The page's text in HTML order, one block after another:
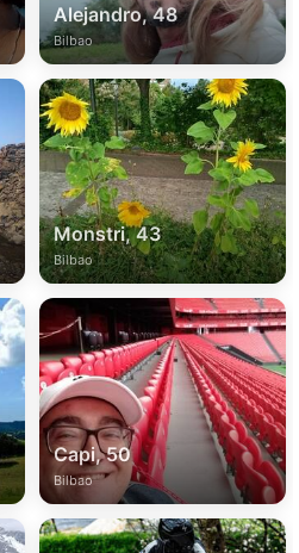
Alejandro, 48
Bilbao
Monstri, 43
Bilbao
Capi, 50
Bilbao